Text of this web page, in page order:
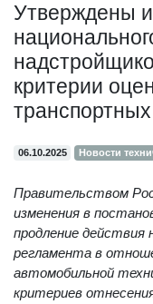
Утверждены
критерии
06.10.2025 Новости
Правительством
изменения в
продление действия
регламента в
автомобильной
критериев